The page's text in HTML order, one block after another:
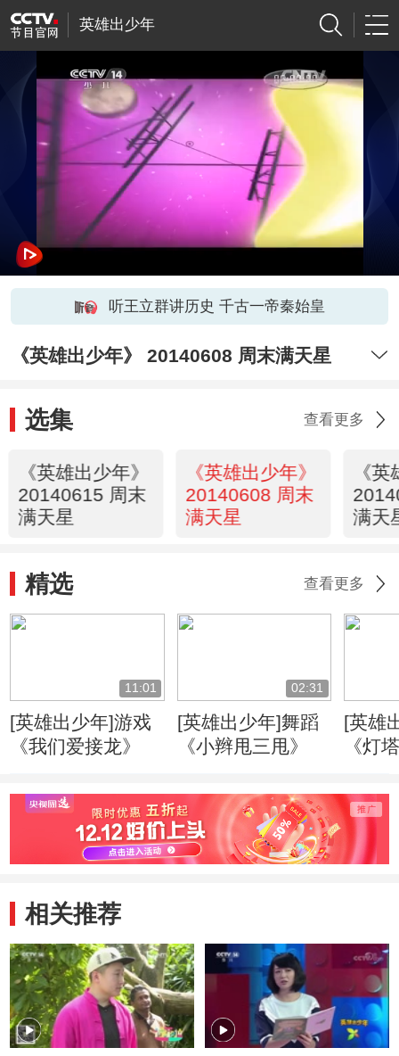
英雄出少年
听王立群讲历史 千古一帝秦始皇
《英雄出少年》 20140608 周末满天星
选集 查看更多
《英雄出少年》
20140615 周末
满天星
《英雄出少年》
20140608 周末
满天星
《
满天
精选 查看更多
11:01
[英雄出少年]游戏
《我们爱接龙》
02:31
[英雄出少年]舞蹈
《小辫甩三甩》
[英雄
《灯
相关推荐